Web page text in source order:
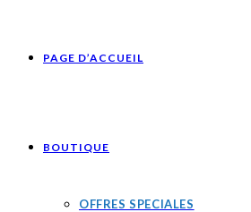
PAGE D’ACCUEIL
BOUTIQUE
OFFRES SPECIALES